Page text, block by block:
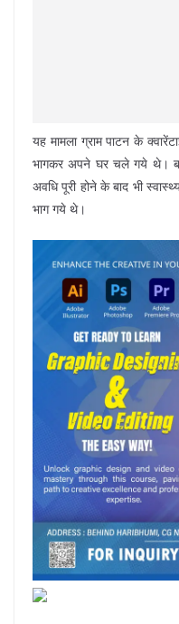
यह मामला ग्राम पाटन के
भागकर अपने घर चले गये थे।
अवधि पूरी होने के बाद भी
भाग गये थे।